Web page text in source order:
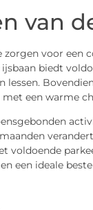
van
voor een
biedt
lessen.
een warme
voldoende
een ideale